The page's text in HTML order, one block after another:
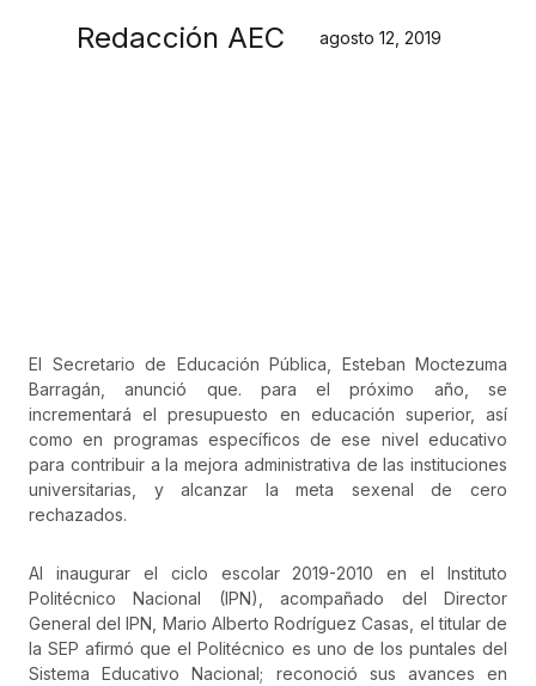
Redacción AEC agosto 12, 2019
El Secretario de Educación Pública, Esteban Moctezuma
Barragán, anunció que. para el próximo año, se
incrementará el presupuesto en educación superior, así
como en programas específicos de ese nivel educativo
para contribuir a la mejora administrativa de las instituciones
universitarias, y alcanzar la meta sexenal de cero
rechazados.
Al inaugurar el ciclo escolar 2019-2010 en el Instituto
Politécnico Nacional (IPN), acompañado del Director
General del IPN, Mario Alberto Rodríguez Casas, el titular de
la SEP afirmó que el Politécnico es uno de los puntales del
Sistema Educativo Nacional; reconoció sus avances en